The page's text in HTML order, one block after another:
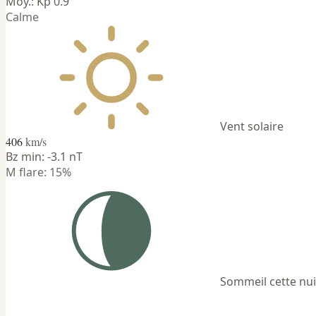
Calme
Vent solaire
406km/s
Bz min: -3.1 nT
M flare: 15%
Sommeil cette